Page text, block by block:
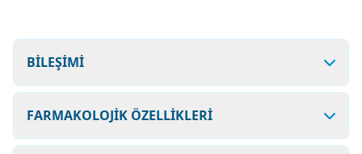
BİLEŞİMİ
FARMAKOLOJİK ÖZELLİKLERİ